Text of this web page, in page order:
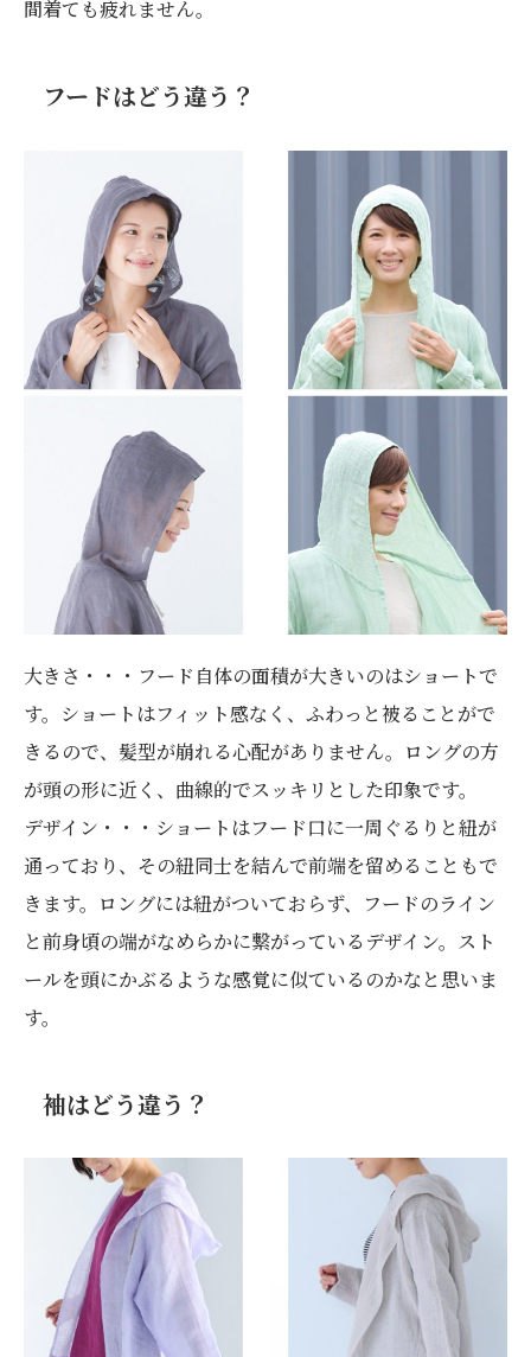
間着ても疲れません。
フードはどう違う？
大きさ・・・フード自体の面積が大きいのはショートで
す。ショートはフィット感なく、ふわっと被ることがで
きるので、髪型が崩れる心配がありません。ロングの方
が頭の形に近く、曲線的でスッキリとした印象です。
デザイン・・・ショートはフード口に一周ぐるりと紐が
通っており、その紐同士を結んで前端を留めることもで
きます。ロングには紐がついておらず、フードのライン
と前身頃の端がなめらかに繋がっているデザイン。スト
ールを頭にかぶるような感覚に似ているのかなと思いま
す。
袖はどう違う？